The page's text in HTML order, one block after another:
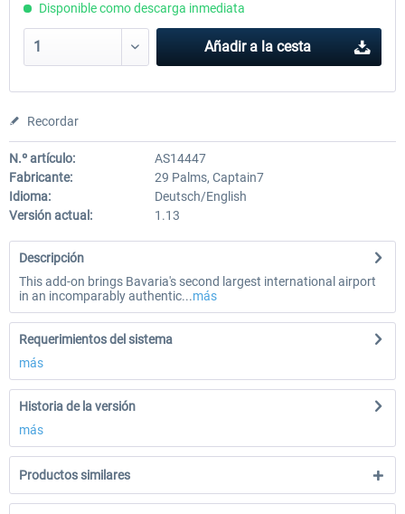
Disponible como descarga inmediata
Añadir a la cesta
Recordar
N.º artículo:
AS14447
Fabricante:
29 Palms, Captain7
Idioma:
Deutsch/English
Versión actual:
1.13
Descripción
This add-on brings Bavaria's second largest international airport
in an incomparably authentic...más
Requerimientos del sistema
más
Historia de la versión
más
Productos similares